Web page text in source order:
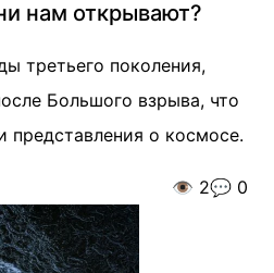
нам открывают?
третьего поколения,
Большого взрыва, что
о космосе.
👁️ 2💬 0